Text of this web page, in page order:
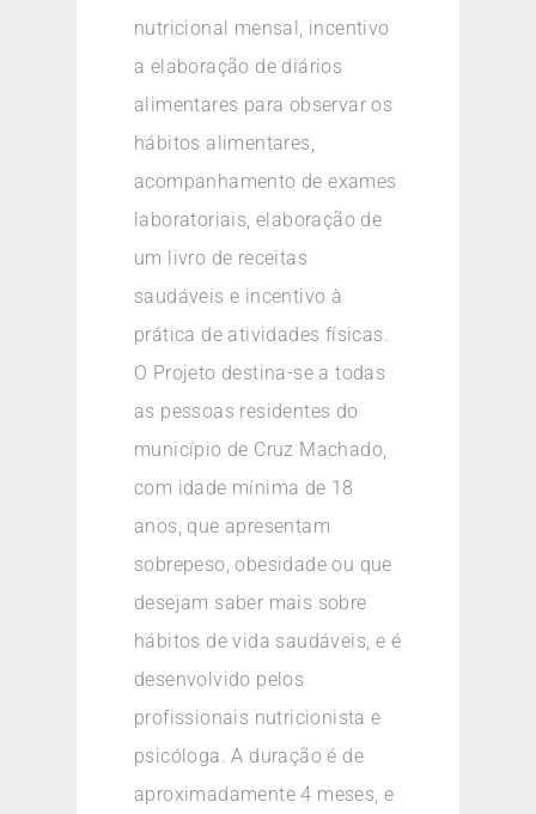
nutricional mensal, incentivo
a elaboração de diários
alimentares para observar os
hábitos alimentares,
acompanhamento de exames
laboratoriais, elaboração de
um livro de receitas
saudáveis e incentivo à
prática de atividades físicas.
O Projeto destina-se a todas
as pessoas residentes do
município de Cruz Machado,
com idade mínima de 18
anos, que apresentam
sobrepeso, obesidade ou que
desejam saber mais sobre
hábitos de vida saudáveis, e é
desenvolvido pelos
profissionais nutricionista e
psicóloga. A duração é de
aproximadamente 4 meses, e